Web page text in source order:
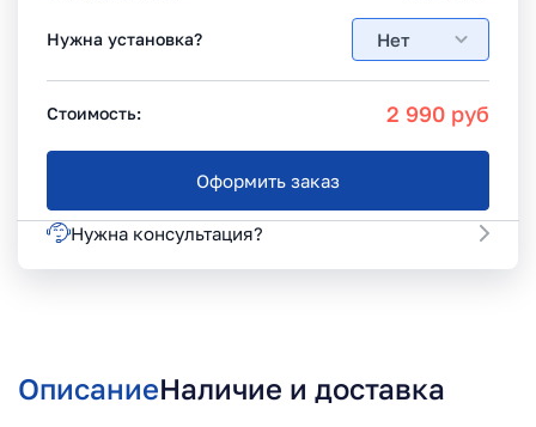
Нужна установка? Нет
Стоимость: 2 990 руб
Оформить заказ
Нужна консультация?
ОписаниеНаличие и доставка